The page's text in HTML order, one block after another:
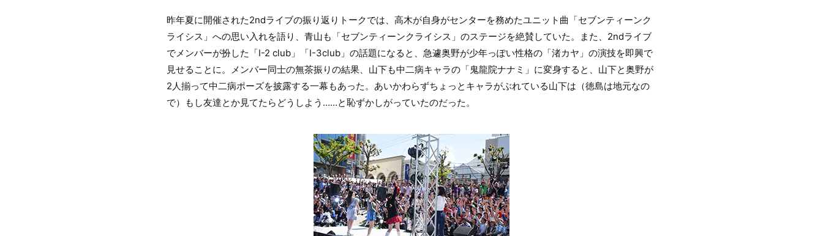
昨年夏に開催された2ndライブの振り返りトークでは、高木が自身がセンターを務めたユニット曲「セブンティーンク
ライシス」への思い入れを語り、青山も「セブンティーンクライシス」のステージを絶賛していた。また、2ndライブ
でメンバーが扮した「I-2 club」「I-3club」の話題になると、急遽奥野が少年っぽい性格の「渚カヤ」の演技を即興で
見せることに。メンバー同士の無茶振りの結果、山下も中二病キャラの「鬼龍院ナナミ」に変身すると、山下と奥野が
2人揃って中二病ポーズを披露する一幕もあった。あいかわらずちょっとキャラがぶれている山下は（徳島は地元なの
で）もし友達とか見てたらどうしよう……と恥ずかしがっていたのだった。